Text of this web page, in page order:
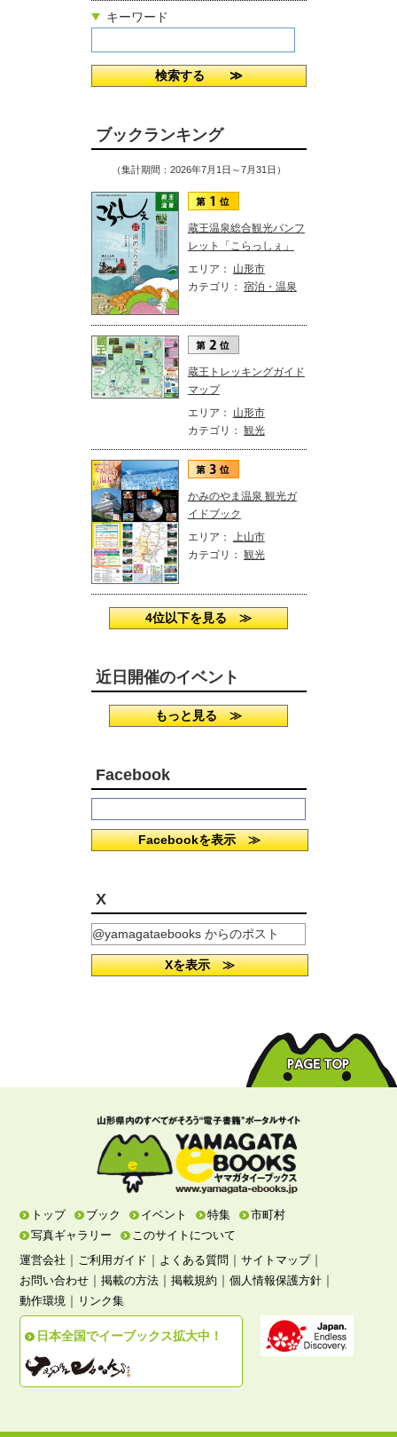
キーワード
ブックランキング
（集計期間：2026年7月1日～7月31日）
蔵王温泉総合観光パンフ
レット「こらっしぇ」
エリア： 山形市
カテゴリ： 宿泊・温泉
蔵王トレッキングガイド
マップ
エリア： 山形市
カテゴリ： 観光
かみのやま温泉 観光ガ
イドブック
エリア： 上山市
カテゴリ： 観光
4位以下を見る ≫
近日開催のイベント
もっと見る ≫
Facebook
Facebookを表示 ≫
X
@yamagataebooks からのポスト
Xを表示 ≫
トップ ブック イベント 特集
市町村
写真ギャラリー
このサイトについて
運営会社 ｜ ご利用ガイド ｜ よくある質問 ｜サイトマップ｜
お問い合わせ ｜掲載の方法 ｜掲載規約 ｜個人情報保護方針 ｜
動作環境 ｜ リンク集
日本全国でイーブックス拡大中！